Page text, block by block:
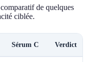
de quelques
ciblée.
Sérum C Verdict